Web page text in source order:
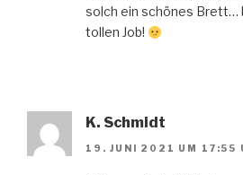
solch ein schönes Brett…
tollen Job!
K. Schmidt
19. JUNI 2021 UM 17:55